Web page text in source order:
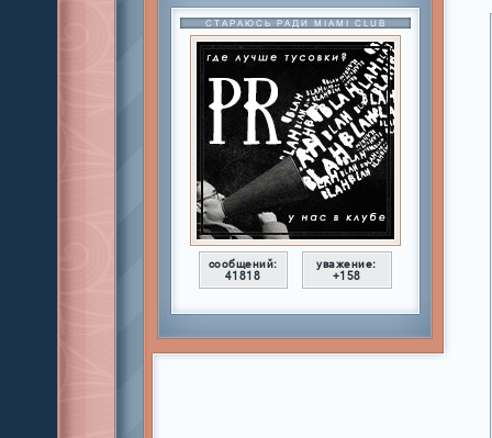
СТАРАЮСЬ РАДИ MIAMI CLUB
сообщений:
41818
уважение:
+158